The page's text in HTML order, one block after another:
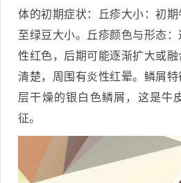
体的初期症状：丘疹大小：初
至绿豆大小。丘疹颜色与形态
性红色，后期可能逐渐扩大或
清楚，周围有炎性红晕。鳞屑
层干燥的银白色鳞屑，这是牛
征。